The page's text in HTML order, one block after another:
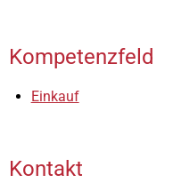
Kompetenzfeld
Einkauf
Kontakt